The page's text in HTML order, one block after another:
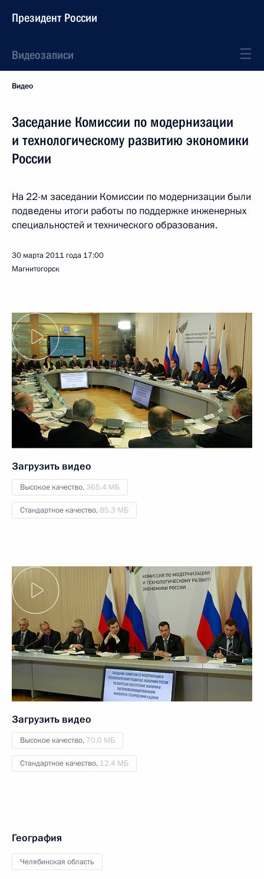
Президент России
Видеозаписи
Видео
Заседание Комиссии по модернизации
и технологическому развитию экономики
России
На 22-м заседании Комиссии по модернизации были
подведены итоги работы по поддержке инженерных
специальностей и технического образования.
30 марта 2011 года 17:00
Магнитогорск
Загрузить видео
Высокое качество, 365.4 МБ
Стандартное качество,85.3 МБ
Загрузить видео
Высокое качество, 70.0 МБ
Стандартное качество, 12.4 МБ
География
Челябинская область